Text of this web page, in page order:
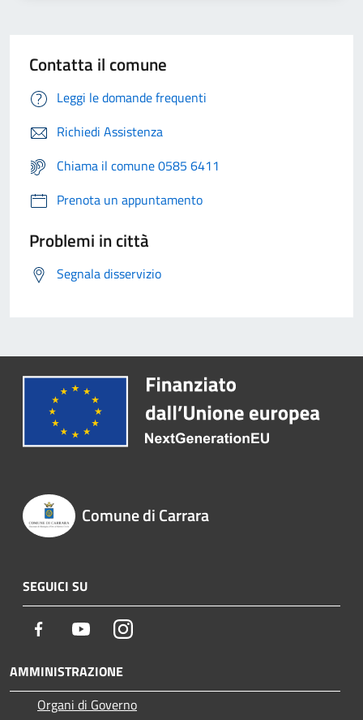
Contatta il comune
Leggi le domande frequenti
Richiedi Assistenza
Chiama il comune 0585 6411
Prenota un appuntamento
Problemi in città
Segnala disservizio
Comune di Carrara
SEGUICI SU
Facebook YoutubeInstagram
AMMINISTRAZIONE
Organi di Governo